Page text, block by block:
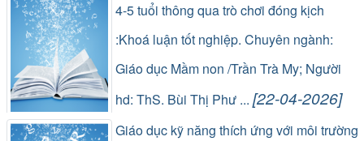
4-5 tuổi thông qua trò chơi đóng kịch
:Khoá luận tốt nghiệp. Chuyên ngành:
Giáo dục Mầm non /Trần Trà My; Người
hd: ThS. Bùi Thị Phư ... [22-04-2026]
(1) (Lượt lưu thông:0) (0) (Lượt truy cập:0)
Giáo dục kỹ năng thích ứng với môi trường